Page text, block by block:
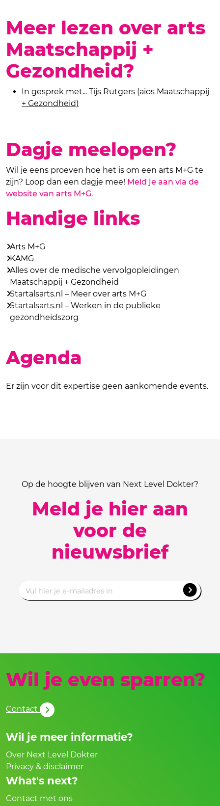
Meer lezen over arts
Maatschappij +
Gezondheid?
In gesprek met... Tijs Rutgers (aios Maatschappij
+ Gezondheid)
Dagje meelopen?
Wil je eens proeven hoe het is om een arts M+G te
zijn? Loop dan een dagje mee! Meld je aan via de
website van arts M+G.
Handige links
Arts M+G
KAMG
Alles over de medische vervolgopleidingen
Maatschappij + Gezondheid
Startalsarts.nl – Meer over arts M+G
Startalsarts.nl – Werken in de publieke
gezondheidszorg
Agenda
Er zijn voor dit expertise geen aankomende events.
Op de hoogte blijven van Next Level Dokter?
Meld je hier aan
voor de
nieuwsbrief
Wil je even sparren?
Contact
Wil je meer informatie?
Over Next Level Dokter
Privacy & disclaimer
What's next?
Contact met ons